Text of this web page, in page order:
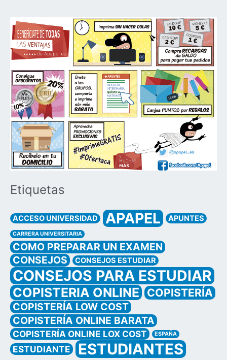
Etiquetas
ACCESO UNIVERSIDAD APAPEL APUNTES
CARRERA UNIVERSITARIA
COMO PREPARAR UN EXAMEN
CONSEJOS
CONSEJOS ESTUDIAR
CONSEJOS PARA ESTUDIAR
COPISTERIA ONLINE COPISTERÍA
COPISTERÍA LOW COST
COPISTERÍA ONLINE BARATA
COPISTERÍA ONLINE LOX COST ESPAÑA
ESTUDIANTE ESTUDIANTES